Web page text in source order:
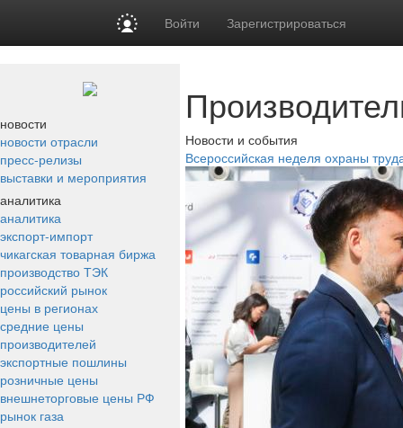
Войти Зарегистрироваться
новости
новости отрасли
пресс-релизы
выставки и мероприятия
аналитика
аналитика
экспорт-импорт
чикагская товарная биржа
производство ТЭК
российский рынок
цены в регионах
средние цены
производителей
экспортные пошлины
розничные цены
внешнеторговые цены РФ
рынок газа
Новости и события
Всероссийская неделя охраны